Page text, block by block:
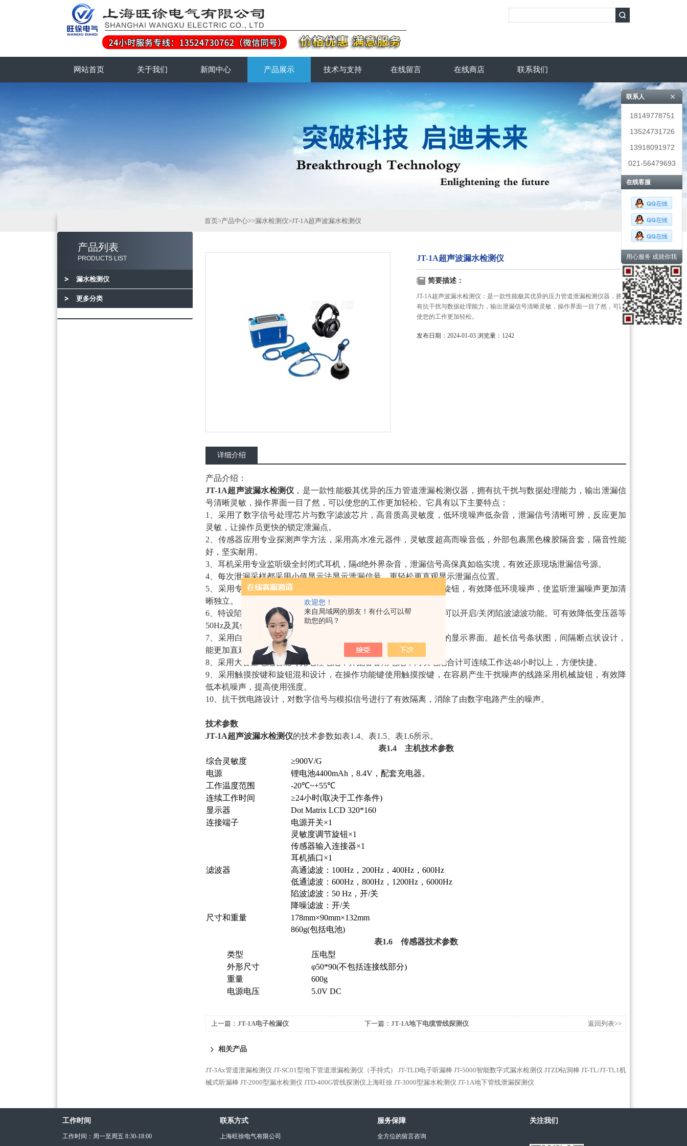
欢迎您！
来自局域网的朋友！有什么可以帮
助您的吗？
网站首页 关于我们 新闻中心 产品展示 技术与支持 在线留言 在线商店 联系我们
产品列表
PRODUCTS LIST
漏水检测仪
更多分类
首页>产品中心>>漏水检测仪>JT-1A超声波漏水检测仪
JT-1A超声波漏水检测仪
简要描述：
JT-1A超声波漏水检测仪：是一款性能极其优异的压力管道泄漏检测仪器，拥
有抗干扰与数据处理能力，输出泄漏信号清晰灵敏，操作界面一目了然，可以
使您的工作更加轻松。
发布日期：2024-01-03 浏览量：1242
详细介绍
产品介绍：
JT-1A超声波漏水检测仪 ，是一款性能极其优异的压力管道泄漏检测仪器，拥有抗干扰与数据处理能力，输出泄漏信
号清晰灵敏，操作界面一目了然，可以使您的工作更加轻松。它具有以下主要特点：
1、采用了数字信号处理芯片与数字滤波芯片，高音质高灵敏度，低环境噪声低杂音，泄漏信号清晰可辨，反应更加
灵敏，让操作员更快的锁定泄漏点。
2、传感器应用专业探测声学方法，采用高水准元器件，灵敏度超高而噪音低，外部包裹黑色橡胶隔音套，隔音性能
好，坚实耐用。
3、耳机采用专业监听级全封闭式耳机，隔d绝外界杂音，泄漏信号高保真如临实境，有效还原现场泄漏信号源。
4、每次泄漏采样都采用小值显示法显示泄漏信号，更轻松更直观显示泄漏点位置。
5、采用专门降噪功能旋钮，当外界干扰噪音较大时，可打开降噪旋钮，有效降低环境噪声，使监听泄漏噪声更加清
晰独立。
6、特设陷波按钮，用于陷波器的开/关切换。通过循环按下-松开，可以开启/关闭陷波滤波功能。可有效降低变压器等
50Hz及其倍频谐波的干扰信号对探测效果的影响。
7、采用白光长条形液晶显示屏，不论白天黑夜都能给你明亮清晰的显示界面。超长信号条状图，间隔断点状设计，
能更加直观的显示出测量的参数
8、采用大容量电池智能可充电锂电池，并配备备用电池，两块电池合计可连续工作达48小时以上，方便快捷。
9、采用触摸按键和旋钮混和设计，在操作功能键使用触摸按键，在容易产生干扰噪声的线路采用机械旋钮，有效降
低本机噪声，提高使用强度。
10、抗干扰电路设计，对数字信号与模拟信号进行了有效隔离，消除了由数字电路产生的噪声。
技术参数
JT-1A超声波漏水检测仪的技术参数如表1.4、表1.5、表1.6所示。
表1.4 主机技术参数
综合灵敏度
≥900V/G
电源
锂电池4400mAh，8.4V，配套充电器。
工作温度范围
-20℃~+55℃
连续工作时间
≥24小时(取决于工作条件)
显示器
Dot Matrix LCD 320*160
连接端子
电源开关×1
灵敏度调节旋钮×1
传感器输入连接器×1
耳机插口×1
滤波器
高通滤波：100Hz，200Hz，400Hz，600Hz
低通滤波：600Hz，800Hz，1200Hz，6000Hz
陷波滤波：50 Hz，开/关
降噪滤波：开/关
尺寸和重量
178mm×90mm×132mm
860g(包括电池)
表1.6 传感器技术参数
类型
压电型
外形尺寸
φ50*90(不包括连接线部分)
重量
600g
电源电压
5.0V DC
上一篇： JT-1A电子检漏仪 下一篇： JT-1A地下电缆管线探测仪 返回列表>>
相关产品
JT-3Ax管道泄漏检测仪 JT-SC01型地下管道泄漏检测仪（手持式） JT-TLD电子听漏棒 JT-5000智能数字式漏水检测仪 JTZD钻洞棒 JT-TL/JT-TL1机
械式听漏棒 JT-2000型漏水检测仪 JTD-400G管线探测仪上海旺徐 JT-3000型漏水检测仪 JT-1A地下管线泄漏探测仪
工作时间
工作时间：周一至周五 8:30-18:00
联系方式
上海旺徐电气有限公司
服务保障
全方位的留言咨询
关注我们
联系人
18149778751
13524731726
13918091972
021-56479693
在线客服
用心服务 成就你我